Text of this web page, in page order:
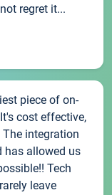
regret it...
piece of on-
cost effective,
integration
has allowed us
Tech
leave